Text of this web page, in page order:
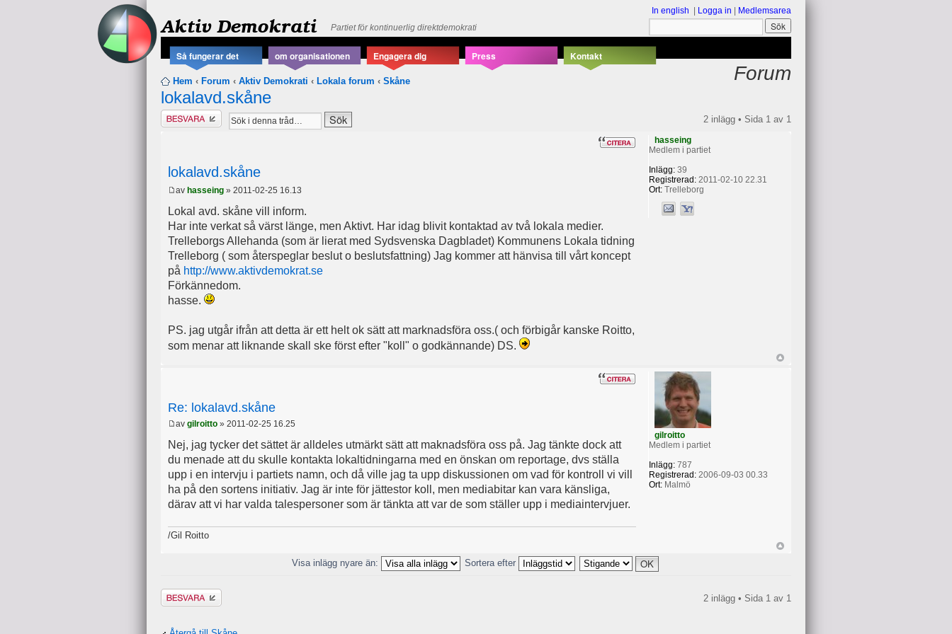
Aktiv Demokrati Partiet för kontinuerlig direktdemokrati
Medlemsarea
Logga in
In english
Så fungerar det om organisationen Engagera dig Press Kontakt
Forum
Hem ‹ Forum ‹ Aktiv Demokrati ‹ Lokala forum ‹ Skåne
lokalavd.skåne
Besvara 2 inlägg • Sida 1 av 1
lokalavd.skåne
av hasseing » 2011-02-25 16.13
Lokal avd. skåne vill inform.
Har inte verkat så värst länge, men Aktivt. Har idag blivit kontaktad av två lokala medier.
Trelleborgs Allehanda (som är lierat med Sydsvenska Dagbladet) Kommunens Lokala tidning
Trelleborg ( som återspeglar beslut o beslutsfattning) Jag kommer att hänvisa till vårt koncept
på http://www.aktivdemokrat.se
Förkännedom.
hasse.
PS. jag utgår ifrån att detta är ett helt ok sätt att marknadsföra oss.( och förbigår kanske Roitto,
som menar att liknande skall ske först efter "koll" o godkännande) DS.
hasseing
Medlem i partiet
Inlägg:39
Registrerad:2011-02-10 22.31
Ort:Trelleborg
Re: lokalavd.skåne
av gilroitto » 2011-02-25 16.25
Nej, jag tycker det sättet är alldeles utmärkt sätt att maknadsföra oss på. Jag tänkte dock att
du menade att du skulle kontakta lokaltidningarna med en önskan om reportage, dvs ställa
upp i en intervju i partiets namn, och då ville jag ta upp diskussionen om vad för kontroll vi vill
ha på den sortens initiativ. Jag är inte för jättestor koll, men mediabitar kan vara känsliga,
därav att vi har valda talespersoner som är tänkta att var de som ställer upp i mediaintervjuer.
/Gil Roitto
gilroitto
Medlem i partiet
Inlägg:787
Registrerad:2006-09-03 00.33
Ort:Malmö
Visa inlägg nyare än: Sortera efter
Besvara 2 inlägg • Sida 1 av 1